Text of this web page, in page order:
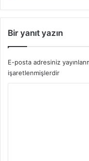
Bir yanıt yazın
E-posta adresiniz
işaretlenmişlerdir